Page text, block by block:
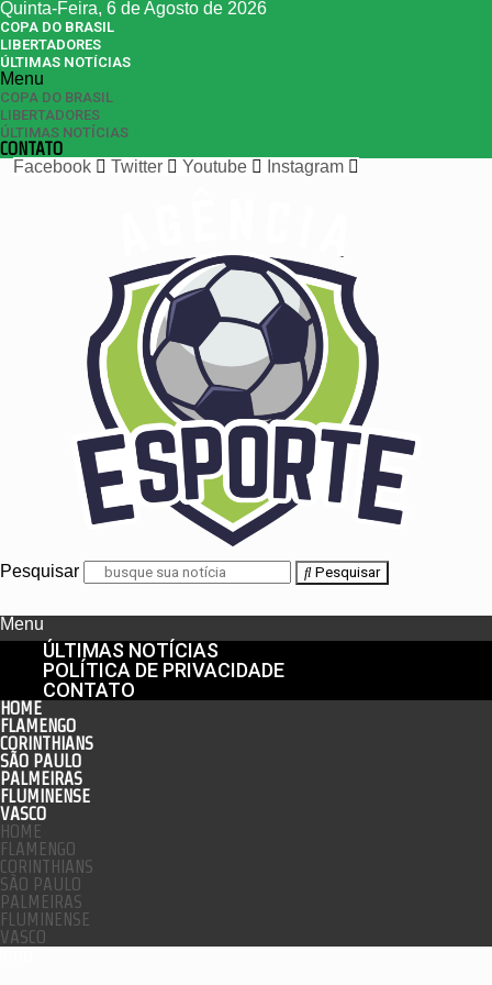
Quinta-Feira, 6 de Agosto de 2026
COPA DO BRASIL
LIBERTADORES
ÚLTIMAS NOTÍCIAS
Menu
COPA DO BRASIL
LIBERTADORES
ÚLTIMAS NOTÍCIAS
CONTATO
Facebook
Twitter Youtube Instagram
Pesquisar Pesquisar
Menu
ÚLTIMAS NOTÍCIAS
POLÍTICA DE PRIVACIDADE
CONTATO
HOME
FLAMENGO
CORINTHIANS
SÃO PAULO
PALMEIRAS
FLUMINENSE
VASCO
HOME
FLAMENGO
CORINTHIANS
SÃO PAULO
PALMEIRAS
FLUMINENSE
VASCO